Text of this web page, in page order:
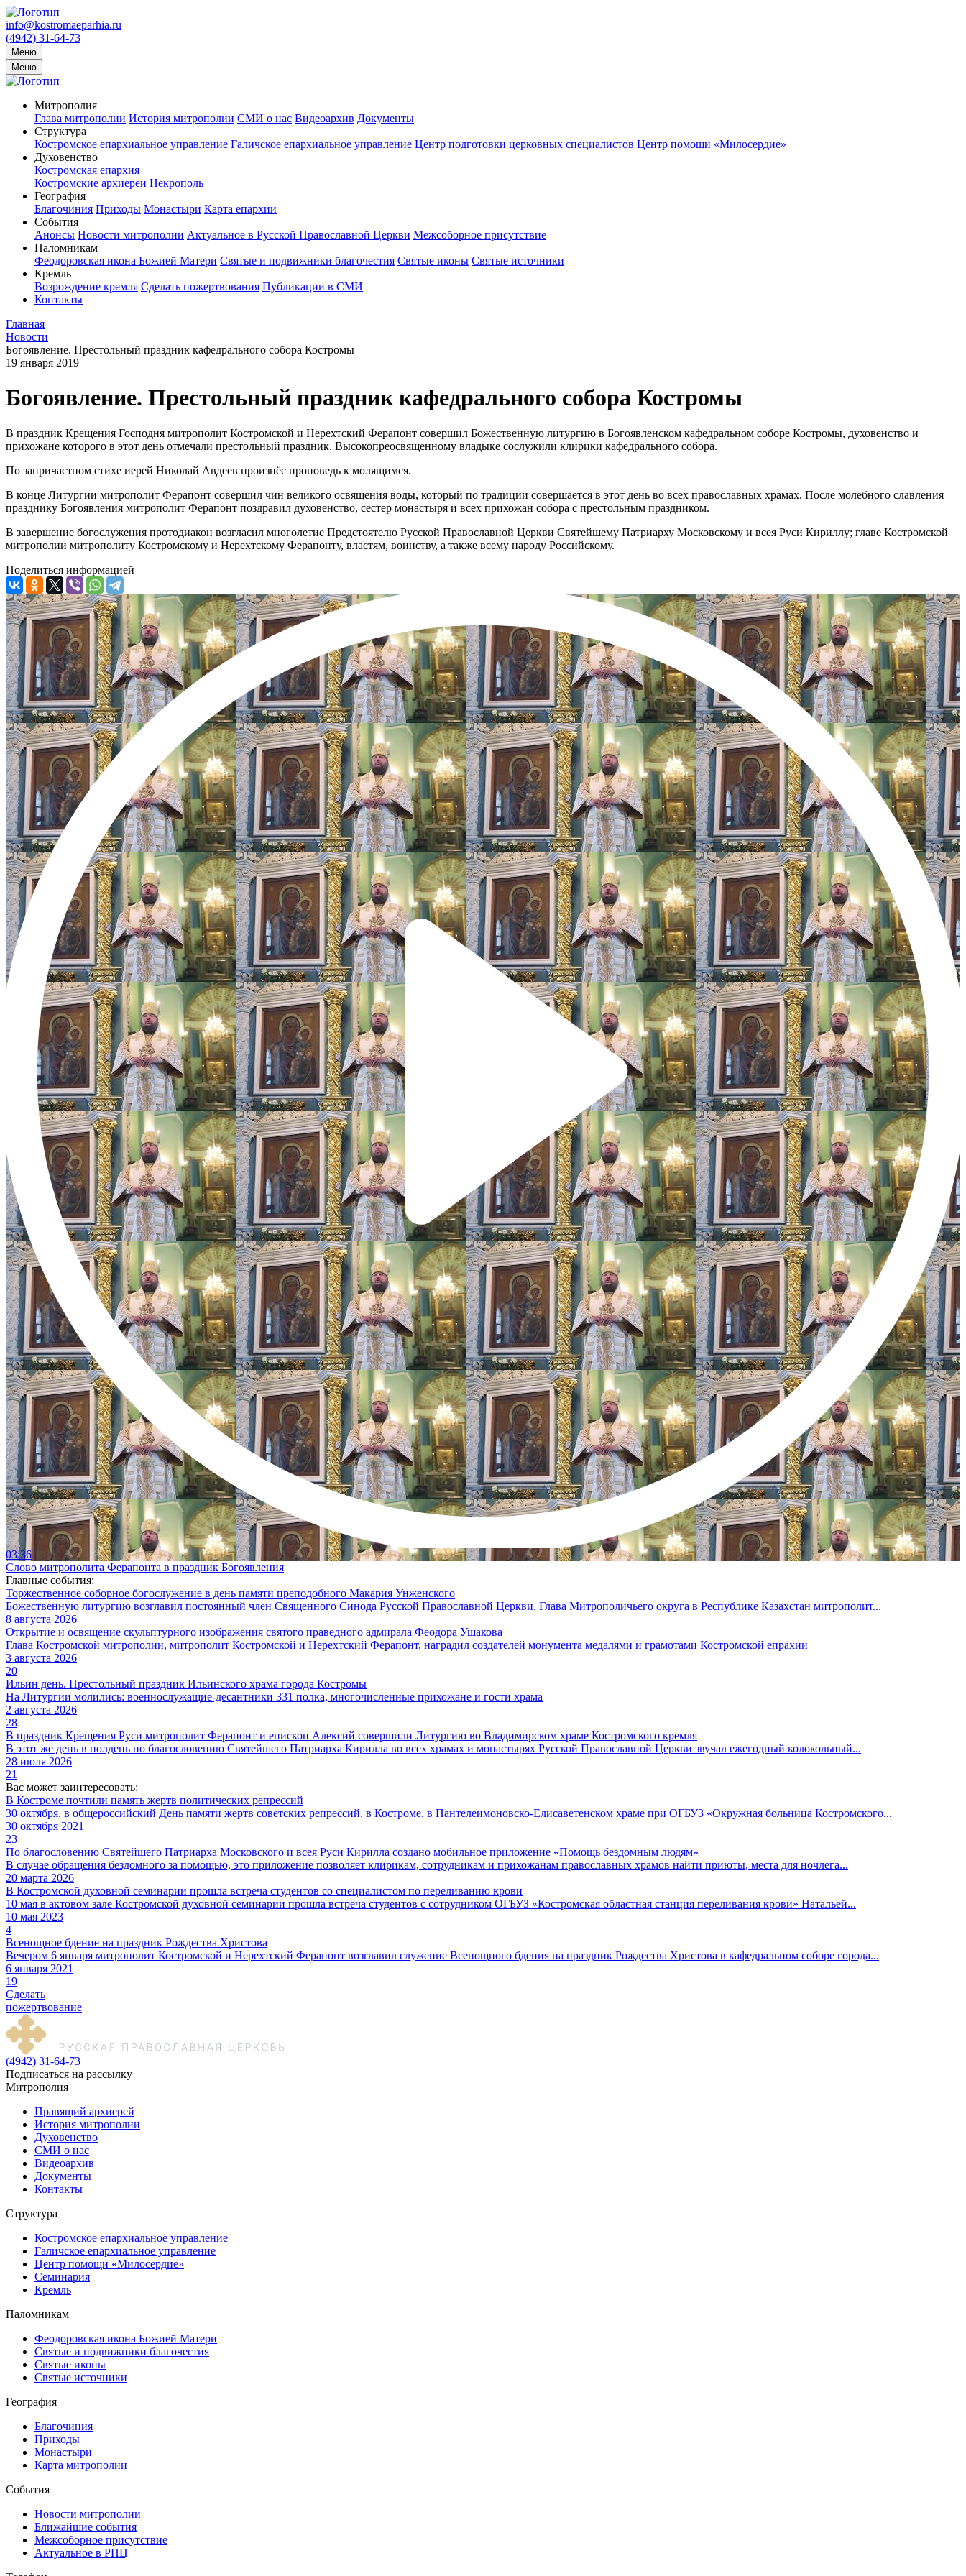
info@kostromaeparhia.ru
(4942) 31-64-73
Меню
Меню
Митрополия
Глава митрополии История митрополии СМИ о нас Видеоархив Документы
Структура
Костромское епархиальное управление Галичское епархиальное управление Центр подготовки церковных специалистов Центр помощи «Милосердие»
Духовенство
Костромская епархия
Костромские архиереи Некрополь
География
Благочиния Приходы Монастыри Карта епархии
События
Анонсы Новости митрополии Актуальное в Русской Православной Церкви Межсоборное присутствие
Паломникам
Феодоровская икона Божией Матери Святые и подвижники благочестия Святые иконы Святые источники
Кремль
Возрождение кремля Сделать пожертвования Публикации в СМИ
Контакты
Главная
Новости
Богоявление. Престольный праздник кафедрального собора Костромы
19 января 2019
Богоявление. Престольный праздник кафедрального собора Костромы
В праздник Крещения Господня митрополит Костромской и Нерехтский Ферапонт совершил Божественную литургию в Богоявленском кафедральном соборе Костромы, духовенство и
прихожане которого в этот день отмечали престольный праздник. Высокопреосвященному владыке сослужили клирики кафедрального собора.
По запричастном стихе иерей Николай Авдеев произнёс проповедь к молящимся.
В конце Литургии митрополит Ферапонт совершил чин великого освящения воды, который по традиции совершается в этот день во всех православных храмах. После молебного славления
празднику Богоявления митрополит Ферапонт поздравил духовенство, сестер монастыря и всех прихожан собора с престольным праздником.
В завершение богослужения протодиакон возгласил многолетие Предстоятелю Русской Православной Церкви Святейшему Патриарху Московскому и всея Руси Кириллу; главе Костромской
митрополии митрополиту Костромскому и Нерехтскому Ферапонту, властям, воинству, а также всему народу Российскому.
Поделиться информацией
03:36
Слово митрополита Ферапонта в праздник Богоявления
Главные события:
Торжественное соборное богослужение в день памяти преподобного Макария Унженского
Божественную литургию возглавил постоянный член Священного Синода Русской Православной Церкви, Глава Митрополичьего округа в Республике Казахстан митрополит...
8 августа 2026
Открытие и освящение скульптурного изображения святого праведного адмирала Феодора Ушакова
Глава Костромской митрополии, митрополит Костромской и Нерехтский Ферапонт, наградил создателей монумента медалями и грамотами Костромской епрахии
3 августа 2026
20
Ильин день. Престольный праздник Ильинского храма города Костромы
На Литургии молились: военнослужащие-десантники 331 полка, многочисленные прихожане и гости храма
2 августа 2026
28
В праздник Крещения Руси митрополит Ферапонт и епископ Алексий совершили Литургию во Владимирском храме Костромского кремля
В этот же день в полдень по благословению Святейшего Патриарха Кирилла во всех храмах и монастырях Русской Православной Церкви звучал ежегодный колокольный...
28 июля 2026
21
Вас может заинтересовать:
В Костроме почтили память жертв политических репрессий
30 октября, в общероссийский День памяти жертв советских репрессий, в Костроме, в Пантелеимоновско-Елисаветенском храме при ОГБУЗ «Окружная больница Костромского...
30 октября 2021
23
По благословению Святейшего Патриарха Московского и всея Руси Кирилла создано мобильное приложение «Помощь бездомным людям»
В случае обращения бездомного за помощью, это приложение позволяет клирикам, сотрудникам и прихожанам православных храмов найти приюты, места для ночлега...
20 марта 2026
В Костромской духовной семинарии прошла встреча студентов со специалистом по переливанию крови
10 мая в актовом зале Костромской духовной семинарии прошла встреча студентов с сотрудником ОГБУЗ «Костромская областная станция переливания крови» Натальей...
10 мая 2023
4
Всенощное бдение на праздник Рождества Христова
Вечером 6 января митрополит Костромской и Нерехтский Ферапонт возглавил служение Всенощного бдения на праздник Рождества Христова в кафедральном соборе города...
6 января 2021
19
Сделать
пожертвование
(4942) 31-64-73
Подписаться на рассылку
Митрополия
Правящий архиерей
История митрополии
Духовенство
СМИ о нас
Видеоархив
Документы
Контакты
Структура
Костромское епархиальное управление
Галичское епархиальное управление
Центр помощи «Милосердие»
Семинария
Кремль
Паломникам
Феодоровская икона Божией Матери
Святые и подвижники благочестия
Святые иконы
Святые источники
География
Благочиния
Приходы
Монастыри
Карта митрополии
События
Новости митрополии
Ближайшие события
Межсоборное присутствие
Актуальное в РПЦ